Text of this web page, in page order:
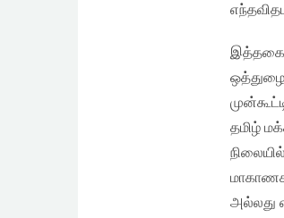
தமிழ்
அல்லது